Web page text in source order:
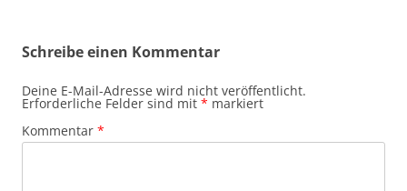
Schreibe einen Kommentar
Deine E-Mail-Adresse wird nicht veröffentlicht.
Erforderliche Felder sind mit * markiert
Kommentar *